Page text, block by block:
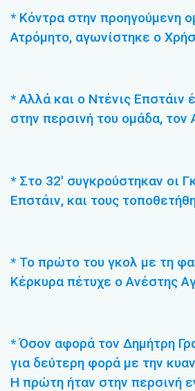
* Κόντρα στην προηγούμενη
Ατρόμητο, αγωνίστηκε ο
* Αλλά και ο Ντένις Επστάιν
στην περσινή του ομάδα,
* Στο 32′ συγκρούστηκαν οι
Επστάιν, και τους
* Το πρώτο του γκολ με τη
Κέρκυρα πέτυχε ο Ανέστης
* Όσον αφορά τον Δημήτρη
για δεύτερη φορά με την
Η πρώτη ήταν στην περσινή